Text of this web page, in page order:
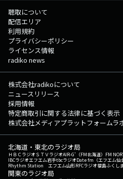
聴取について
配信エリア
利用規約
プライバシーポリシー
ライセンス情報
radiko news
株式会社radikoについて
ニュースリリース
採用情報
特定商取引に関する法律に基づく表示
株式会社メディアプラットフォームラ
北海道・東北のラジオ局
ＨＢＣラジオＳＴＶラジオAIR-G'（FM北海道） FM
IBCラジオエフエム岩手tbcラジオDate fm（エフエム仙
Rhythm Station エフエム山形RFCラジオ福島ふくし
関東のラジオ局